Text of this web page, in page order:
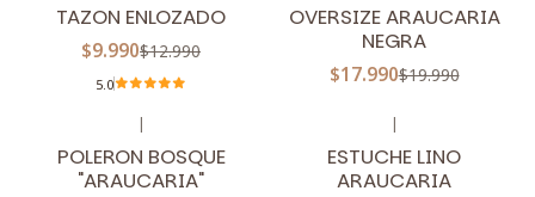
TAZON ENLOZADO
$9.990$12.990
5.0
OVERSIZE ARAUCARIA
NEGRA
$17.990$19.990
|
POLERON BOSQUE
"ARAUCARIA"
|
ESTUCHE LINO
ARAUCARIA